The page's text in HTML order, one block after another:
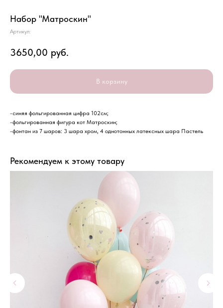
Набор "Матроскин"
Артикул:
3650,00 руб.
В корзину
-синяя фольгированная цифра 102см;
-фольгированная фигура кот Матроскин;
-фонтан из 7 шаров: 3 шара хром, 4 однотонных латексных шара Пастель
Рекомендуем к этому товару